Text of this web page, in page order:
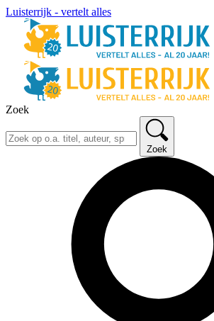
Luisterrijk - vertelt alles
Zoek
Zoek